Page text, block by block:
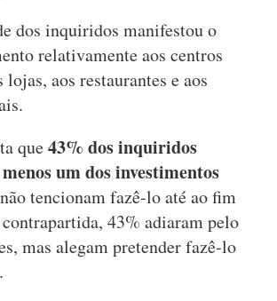
dos inquiridos manifestou o
relativamente aos centros
lojas, aos restaurantes e aos
que43% dos inquiridos
um dos investimentos
tencionam fazê-lo até ao fim
43% adiaram pelo
mas alegam pretender fazê-lo